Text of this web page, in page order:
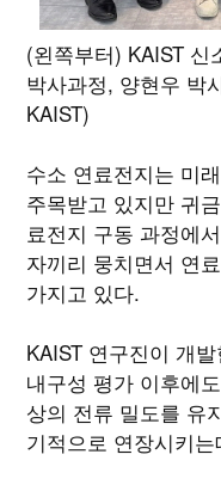
(왼쪽부터) KAIST
박사과정, 양현우 박
KAIST)
수소 연료전지는 미
주목받고 있지만 귀
료전지 구동 과정에
자끼리 뭉치면서 연
가지고 있다.
KAIST 연구진이 개
내구성 평가 이후에
상의 전류 밀도를 유
기적으로 연장시키